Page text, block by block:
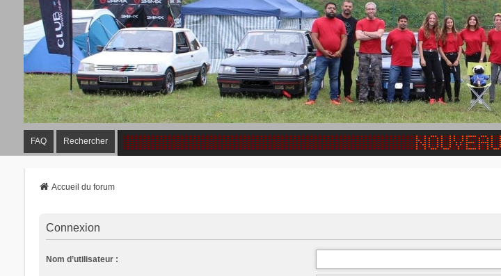
FAQ Rechercher
Accueil du forum
Connexion
Nom d’utilisateur :